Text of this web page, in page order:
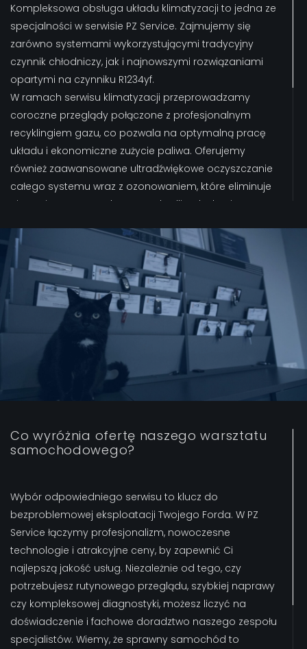
Kompleksowa obsługa układu klimatyzacji to jedna ze
specjalności w serwisie PZ Service. Zajmujemy się
zarówno systemami wykorzystującymi tradycyjny
czynnik chłodniczy, jak i najnowszymi rozwiązaniami
opartymi na czynniku R1234yf.
W ramach serwisu klimatyzacji przeprowadzamy
coroczne przeglądy połączone z profesjonalnym
recyklingiem gazu, co pozwala na optymalną pracę
układu i ekonomiczne zużycie paliwa. Oferujemy
również zaawansowane ultradźwiękowe oczyszczanie
całego systemu wraz z ozonowaniem, które eliminuje
nieprzyjemne zapachy oraz szkodliwe bakterie
kabinowego, co ma kluczowe znaczenie dla jakości
powietrza we wnętrzu pojazdu.
Przeprowadzamy także szczegółową diagnostykę
szczelności połączeń przy użyciu metody UV oraz
elektronicznych wykrywaczy gazu, sprawdzamy
drożność odpływów skroplin oraz wykonujemy
precyzyjne pomiary wydajności całego układu
klimatyzacji. Dzięki kompleksowemu podejściu
zapewniamy niezawodne i efektywne działanie
klimatyzacji w Twoim Fordzie przez cały rok.
Co wyróżnia ofertę naszego warsztatu
samochodowego?
Wybór odpowiedniego serwisu to klucz do
bezproblemowej eksploatacji Twojego Forda. W PZ
Service łączymy profesjonalizm, nowoczesne
technologie i atrakcyjne ceny, by zapewnić Ci
najlepszą jakość usług. Niezależnie od tego, czy
potrzebujesz rutynowego przeglądu, szybkiej naprawy
czy kompleksowej diagnostyki, możesz liczyć na
doświadczenie i fachowe doradztwo naszego zespołu
specjalistów. Wiemy, że sprawny samochód to